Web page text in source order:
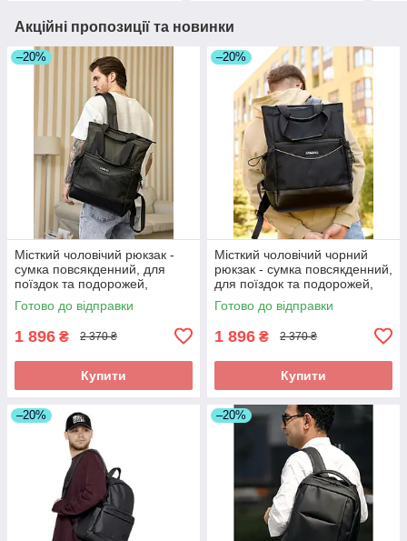
Акційні пропозиції та новинки
–20%
Місткий чоловічий рюкзак -
сумка повсякденний, для
поїздок та подорожей,
ноутбука 15,6 - 17,3″ хакі
Готово до відправки
1 896 ₴ 2 370 ₴
Купити
–20%
Місткий чоловічий чорний
рюкзак - сумка повсякденний,
для поїздок та подорожей,
ноутбука 15,6 - 17,3″
Готово до відправки
1 896 ₴ 2 370 ₴
Купити
–20% –20%